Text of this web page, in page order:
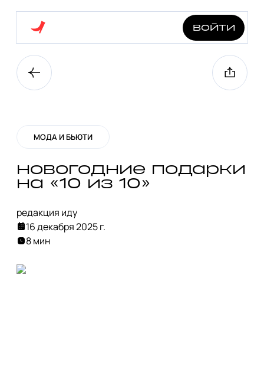
войти
МОДА И БЬЮТИ
новогодние подарки
на «10 из 10»
редакция иду
16 декабря 2025 г.
8 мин